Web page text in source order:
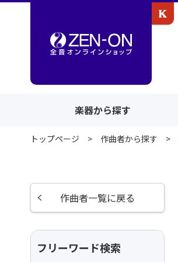
楽器から探す
トップページ 作曲者から探す
作曲者一覧に戻る
フリーワード検索